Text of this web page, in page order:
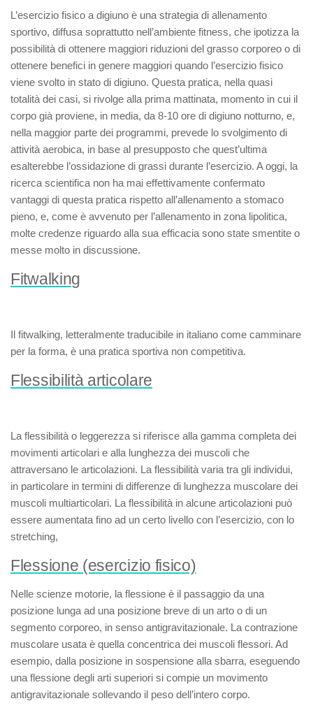
L’esercizio fisico a digiuno è una strategia di allenamento
sportivo, diffusa soprattutto nell’ambiente fitness, che ipotizza la
possibilità di ottenere maggiori riduzioni del grasso corporeo o di
ottenere benefici in genere maggiori quando l’esercizio fisico
viene svolto in stato di digiuno. Questa pratica, nella quasi
totalità dei casi, si rivolge alla prima mattinata, momento in cui il
corpo già proviene, in media, da 8-10 ore di digiuno notturno, e,
nella maggior parte dei programmi, prevede lo svolgimento di
attività aerobica, in base al presupposto che quest’ultima
esalterebbe l’ossidazione di grassi durante l’esercizio. A oggi, la
ricerca scientifica non ha mai effettivamente confermato
vantaggi di questa pratica rispetto all’allenamento a stomaco
pieno, e, come è avvenuto per l’allenamento in zona lipolitica,
molte credenze riguardo alla sua efficacia sono state smentite o
messe molto in discussione.
Fitwalking
Il fitwalking, letteralmente traducibile in italiano come camminare
per la forma, è una pratica sportiva non competitiva.
Flessibilità articolare
La flessibilità o leggerezza si riferisce alla gamma completa dei
movimenti articolari e alla lunghezza dei muscoli che
attraversano le articolazioni. La flessibilità varia tra gli individui,
in particolare in termini di differenze di lunghezza muscolare dei
muscoli multiarticolari. La flessibilità in alcune articolazioni può
essere aumentata fino ad un certo livello con l’esercizio, con lo
stretching,
Flessione (esercizio fisico)
Nelle scienze motorie, la flessione è il passaggio da una
posizione lunga ad una posizione breve di un arto o di un
segmento corporeo, in senso antigravitazionale. La contrazione
muscolare usata è quella concentrica dei muscoli flessori. Ad
esempio, dalla posizione in sospensione alla sbarra, eseguendo
una flessione degli arti superiori si compie un movimento
antigravitazionale sollevando il peso dell’intero corpo.